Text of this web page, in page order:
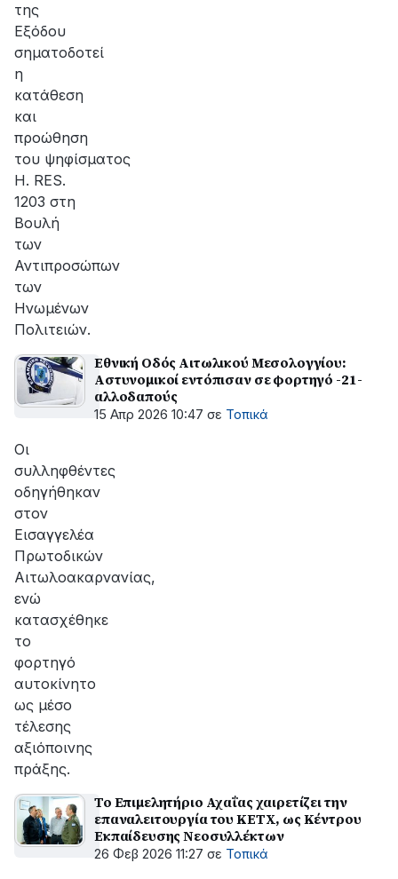
της
Εξόδου
σηματοδοτεί
η
κατάθεση
και
προώθηση
του ψηφίσματος
H. RES.
1203 στη
Βουλή
των
Αντιπροσώπων
των
Ηνωμένων
Πολιτειών.
Εθνική Οδός Αιτωλικού Μεσολογγίου:
Aστυνομικοί εντόπισαν σε φορτηγό -21-
αλλοδαπούς
15 Απρ 2026 10:47 σε Τοπικά
Οι
συλληφθέντες
οδηγήθηκαν
στον
Εισαγγελέα
Πρωτοδικών
Αιτωλοακαρνανίας,
ενώ
κατασχέθηκε
το
φορτηγό
αυτοκίνητο
ως μέσο
τέλεσης
αξιόποινης
πράξης.
Το Επιμελητήριο Αχαΐας χαιρετίζει την
επαναλειτουργία του ΚΕΤΧ, ως Κέντρου
Εκπαίδευσης Νεοσυλλέκτων
26 Φεβ 2026 11:27 σε Τοπικά